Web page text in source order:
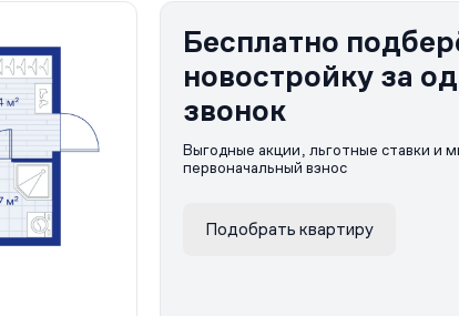
Бесплатно
новостройку за
звонок
Выгодные акции, льготные ставки и
первоначальный взнос
Подобрать квартиру